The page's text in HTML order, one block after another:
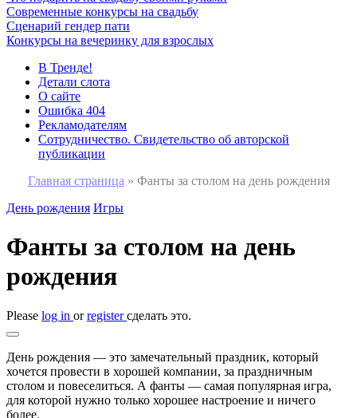
Современные конкурсы на свадьбу
Сценарий гендер пати
Конкурсы на вечеринку для взрослых
В Тренде!
Детали слота
О сайте
Ошибка 404
Рекламодателям
Сотрудничество. Свидетельство об авторской
публикации
Главная страница » Фанты за столом на день рождения
День рождения Игры
Фанты за столом на день
рождения
Please log in orregisterсделать это.
День рождения — это замечательный праздник, который
хочется провести в хорошей компании, за праздничным
столом и повеселиться. А фанты — самая популярная игра,
для которой нужно только хорошее настроение и ничего
более.